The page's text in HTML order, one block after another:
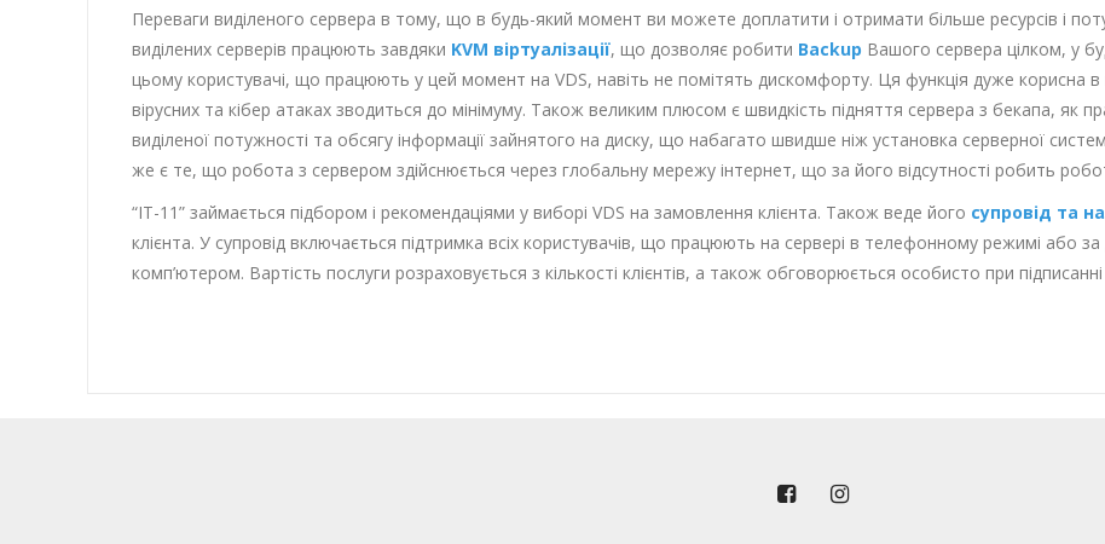
Переваги виділеного сервера в тому, що в будь-який момент ви можете доплатити і отримати більше ресурсів і
виділених серверів працюють завдяки KVM віртуалізації, що дозволяє робити Backup Вашого сервера цілком, у
цьому користувачі, що працюють у цей момент на VDS, навіть не помітять дискомфорту. Ця функція дуже корисна
вірусних та кібер атаках зводиться до мінімуму. Також великим плюсом є швидкість підняття сервера з бекапа, як
виділеної потужності та обсягу інформації зайнятого на диску, що набагато швидше ніж установка серверної
же є те, що робота з сервером здійснюється через глобальну мережу інтернет, що за його відсутності робить
“IT-11” займається підбором і рекомендаціями у виборі VDS на замовлення клієнта. Також веде його супровід та
клієнта. У супровід включається підтримка всіх користувачів, що працюють на сервері в телефонному режимі або
комп’ютером. Вартість послуги розраховується з кількості клієнтів, а також обговорюється особисто при